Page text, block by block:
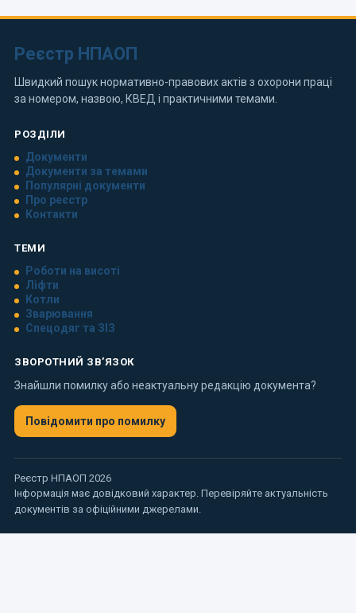
Реєстр НПАОП
Швидкий пошук нормативно-правових актів з охорони праці
за номером, назвою, КВЕД і практичними темами.
РОЗДІЛИ
Документи
Документи за темами
Популярні документи
Про реєстр
Контакти
ТЕМИ
Роботи на висоті
Ліфти
Котли
Зварювання
Спецодяг та ЗІЗ
ЗВОРОТНИЙ ЗВ’ЯЗОК
Знайшли помилку або неактуальну редакцію документа?
Повідомити про помилку
Реєстр НПАОП 2026
Інформація має довідковий характер. Перевіряйте актуальність
документів за офіційними джерелами.